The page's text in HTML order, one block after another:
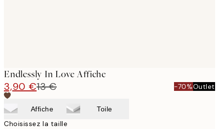
Endlessly In Love Affiche
3,90 €13 € -70%Outlet
Affiche Toile
Choisissez la taille